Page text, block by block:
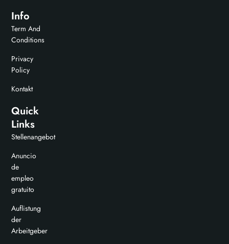
Info
Term And
Conditions
Privacy
Policy
Kontakt
Quick
Links
Stellenangebot
Anuncio
de
empleo
gratuito
Auflistung
der
Arbeitgeber